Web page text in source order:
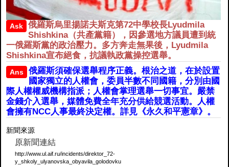
Ask
俄羅斯烏里揚諾夫斯克第72中學校長Lyudmila
Shishkina（共產黨籍），因參選地方議員遭到統
一俄羅斯黨的政治壓力。多方奔走無果後，Lyudmila
Shishkina宣布絕食，抗議執政黨操控選舉。
Ans
俄羅斯須確保選舉程序正義。根治之道，在於設置
國家獨立的人權會，委員半數不同國籍，分別由國
際人權權威機構指派；人權會掌理選舉一切事宜。嚴禁
金錢介入選舉，媒體免費全年充分供給競選活動。人權
會擁有NCC人事最終決定權。詳見《永久和平憲章》。
新聞來源
原新聞連結
http://www.ul.aif.ru/incidents/direktor_72-
y_shkoly_ulyanovska_obyavila_golodovku